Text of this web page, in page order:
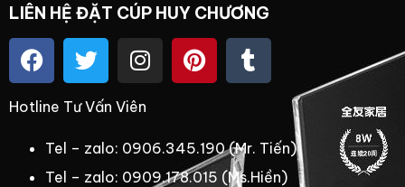
LIÊN HỆ ĐẶT CÚP HUY CHƯƠNG
Hotline Tư Vấn Viên
Tel – zalo: 0906.345.190 (Mr. Tiến)
Tel – zalo: 0909.178.015 (Ms.Hiền)